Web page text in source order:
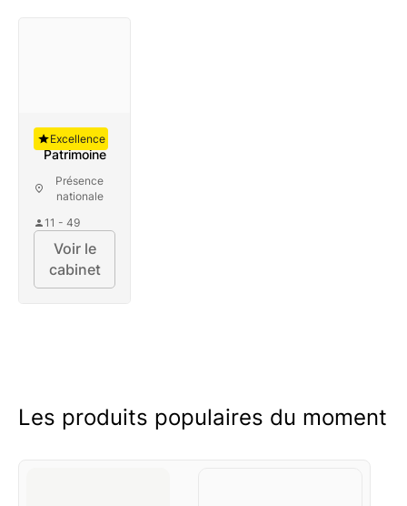
Auguste
Patrimoine
Présence
nationale
11 - 49
Excellence
Voir le
cabinet
Les produits populaires du moment